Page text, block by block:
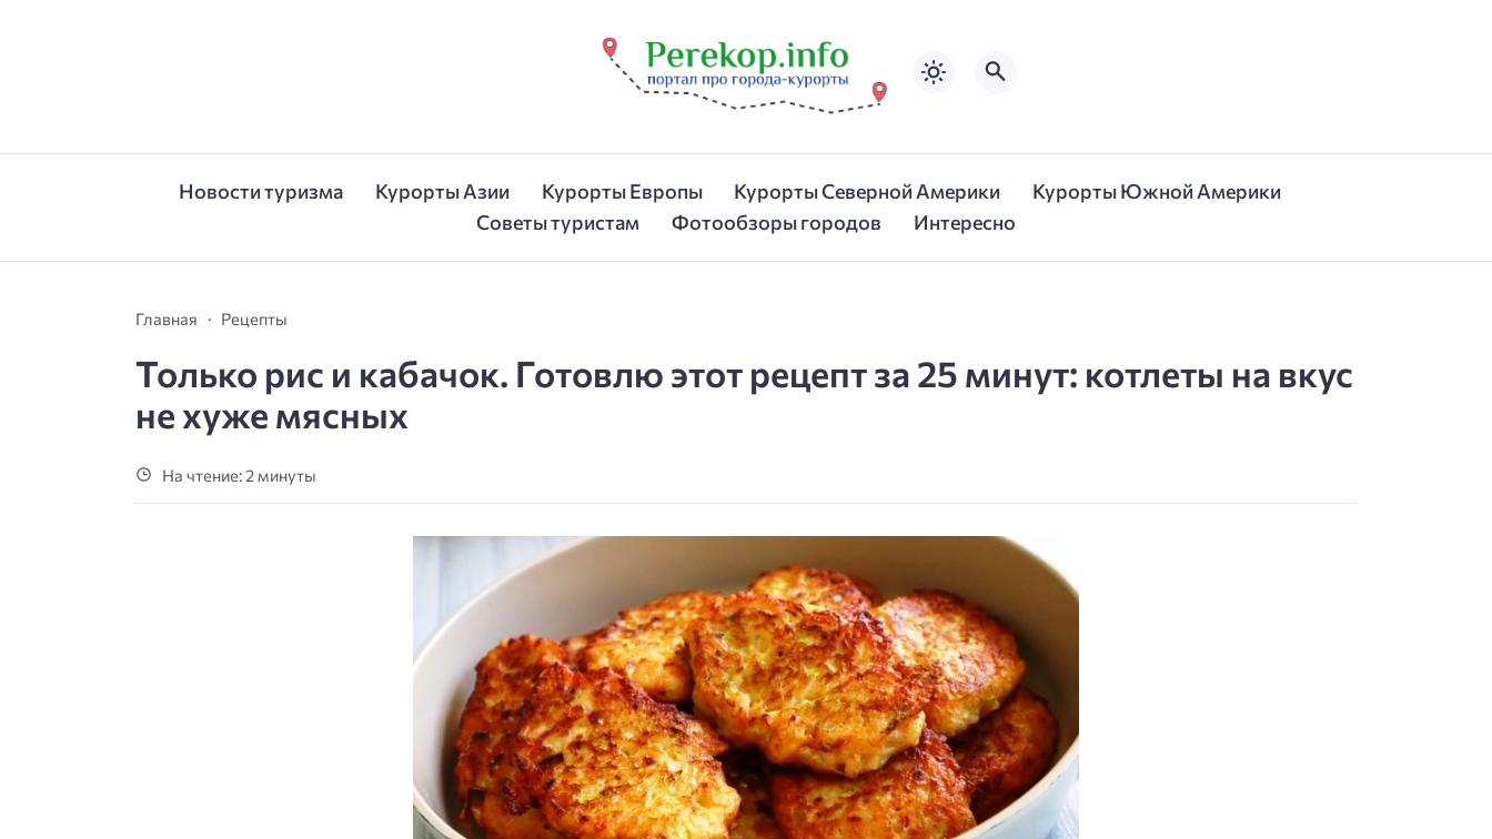
Новости туризма Курорты Азии Курорты Европы Курорты Северной Америки
Курорты Южной Америки
Советы туристам
Фотообзоры городов Интересно
Главная Рецепты
Только рис и кабачок. Готовлю этот рецепт за 25 минут: котлеты на вкус
не хуже мясных
На чтение: 2 минуты